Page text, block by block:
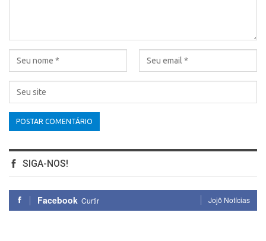
SIGA-NOS!
Facebook Curtir Jojô Notícias